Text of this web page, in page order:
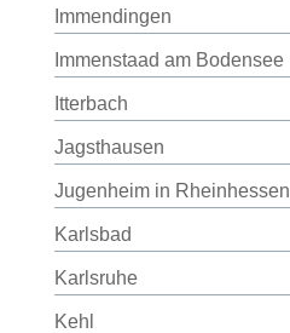
Immendingen
Immenstaad am Bodensee
Itterbach
Jagsthausen
Jugenheim in Rheinhessen
Karlsbad
Karlsruhe
Kehl